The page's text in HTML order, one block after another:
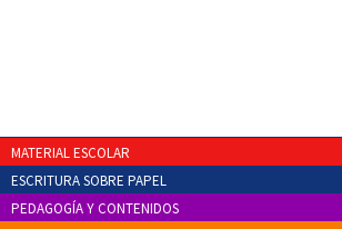
MATERIAL ESCOLAR
ESCRITURA SOBRE PAPEL
PEDAGOGÍA Y CONTENIDOS